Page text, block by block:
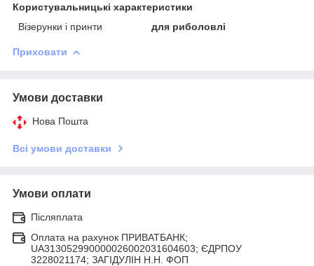
Користувальницькі характеристики
Візерунки і принти
для риболовлі
Приховати
Умови доставки
Нова Пошта
Всі умови доставки
Умови оплати
Післяплата
Оплата на рахунок ПРИВАТБАНК;
UA313052990000026002031604603; ЄДРПОУ
3228021174; ЗАГIДУЛIН Н.Н. ФОП